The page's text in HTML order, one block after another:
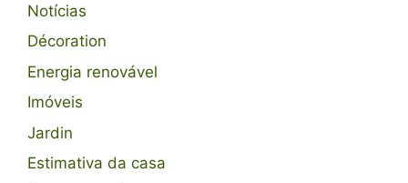
Notícias
Décoration
Energia renovável
Imóveis
Jardin
Estimativa da casa